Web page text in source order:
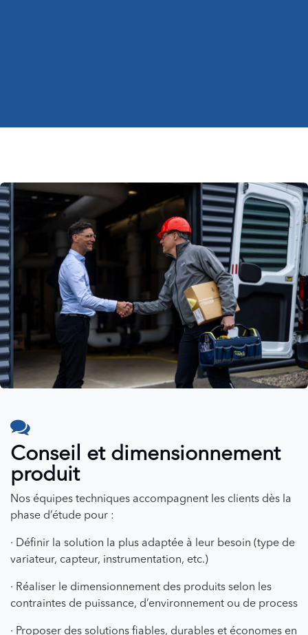
Conseil et dimensionnement
produit
Nos équipes techniques accompagnent les clients dès la
phase d’étude pour :
· Définir la solution la plus adaptée à leur besoin (type de
variateur, capteur, instrumentation, etc.)
· Réaliser le dimensionnement des produits selon les
contraintes de puissance, d’environnement ou de process
· Proposer des solutions fiables, durables et économes en